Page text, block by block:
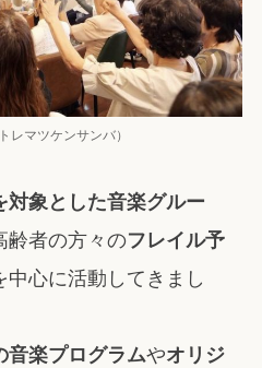
レマツケンサンバ）
対象とした音楽グルー
齢者の方々のフレイル予
中心に活動してきまし
音楽プログラムやオリジ